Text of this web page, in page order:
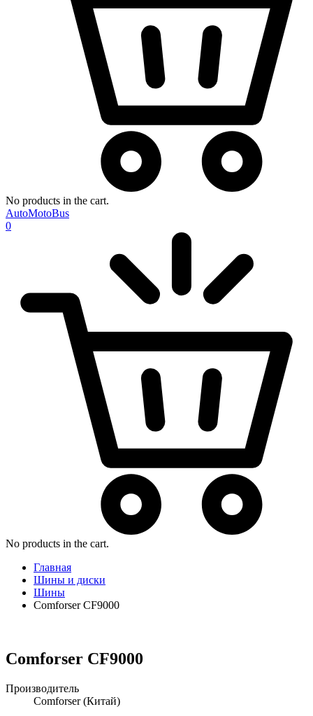
No products in the cart.
AutoMotoBus
0
No products in the cart.
Главная
Шины и диски
Шины
Comforser CF9000
Comforser CF9000
Производитель
Comforser(Китай)